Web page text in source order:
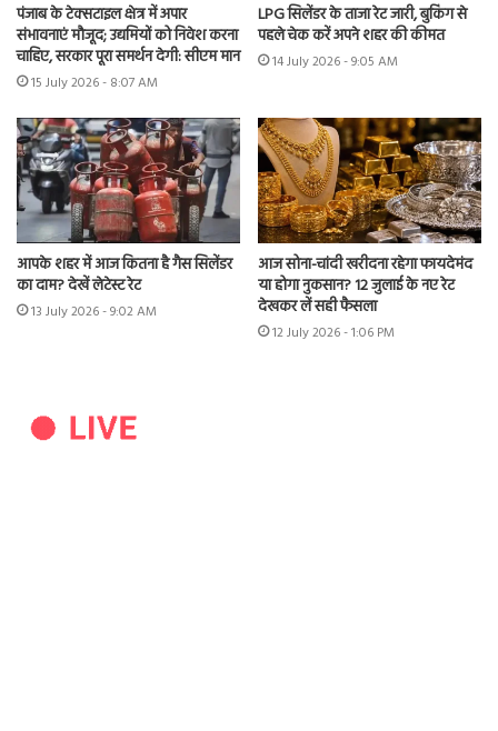
पंजाब के टेक्सटाइल क्षेत्र में अपार
संभावनाएं मौजूद; उद्यमियों को निवेश करना
चाहिए, सरकार पूरा समर्थन देगी: सीएम मान
15 July 2026 - 8:07 AM
LPG सिलेंडर के ताजा रेट जारी, बुकिंग से
पहले चेक करें अपने शहर की कीमत
14 July 2026 - 9:05 AM
आपके शहर में आज कितना है गैस सिलेंडर
का दाम? देखें लेटेस्ट रेट
13 July 2026 - 9:02 AM
आज सोना-चांदी खरीदना रहेगा फायदेमंद
या होगा नुकसान? 12 जुलाई के नए रेट
देखकर लें सही फैसला
12 July 2026 - 1:06 PM